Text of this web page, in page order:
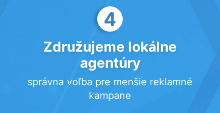
4
Združujeme lokálne
agentúry
správna voľba pre menšie reklamné
kampane